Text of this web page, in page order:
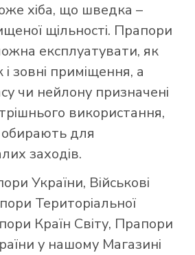
хіба, що шведка –
щільності. Прапори
експлуатувати, як
і зовні приміщення, а
чи нейлону призначені
використання,
для
заходів.
України, Військові
Територіальної
Країн Світу, Прапори
у нашому Магазині